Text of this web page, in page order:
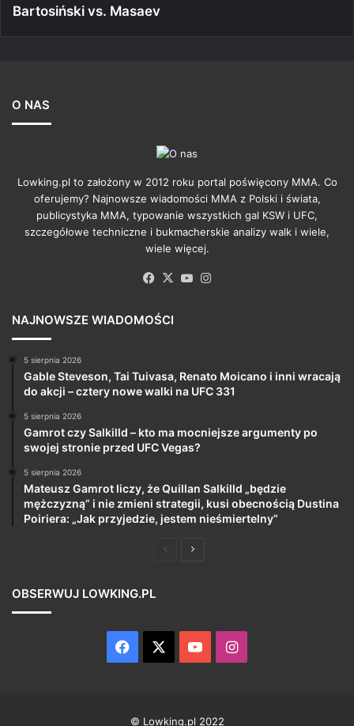
Bartosiński vs. Masaev
O NAS
Lowking.pl to założony w 2012 roku portal poświęcony MMA. Co
oferujemy? Najnowsze wiadomości MMA z Polski i świata,
publicystyka MMA, typowanie wszystkich gal KSW i UFC,
szczegółowe techniczne i bukmacherskie analizy walk i wiele,
wiele więcej.
Facebook
X YouTube
NAJNOWSZE WIADOMOŚCI
5 sierpnia 2026
Gable Steveson, Tai Tuivasa, Renato Moicano i inni wracają
do akcji – cztery nowe walki na UFC 331
5 sierpnia 2026
Gamrot czy Salkilld – kto ma mocniejsze argumenty po
swojej stronie przed UFC Vegas?
5 sierpnia 2026
Mateusz Gamrot liczy, że Quillan Salkilld „będzie
mężczyzną” i nie zmieni strategii, kusi obecnością Dustina
Poiriera: „Jak przyjedzie, jestem nieśmiertelny”
PoprzedniaNastępna
OBSERWUJ LOWKING.PL
Facebook YouTubeInstagram
© Lowking.pl 2022